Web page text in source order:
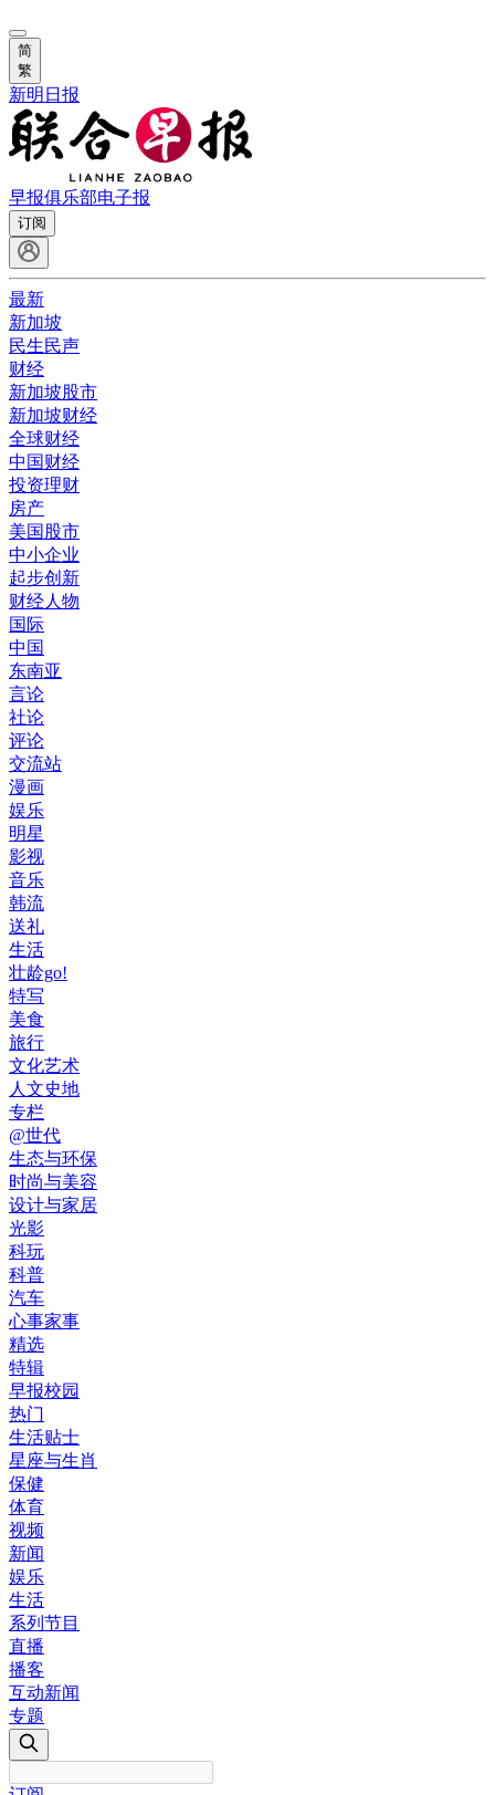
简
繁
新明日报
早报俱乐部电子报
订阅
最新
新加坡
民生民声
财经
新加坡股市
新加坡财经
全球财经
中国财经
投资理财
房产
美国股市
中小企业
起步创新
财经人物
国际
中国
东南亚
言论
社论
评论
交流站
漫画
娱乐
明星
影视
音乐
韩流
送礼
生活
壮龄go!
特写
美食
旅行
文化艺术
人文史地
专栏
@世代
生态与环保
时尚与美容
设计与家居
光影
科玩
科普
汽车
心事家事
精选
特辑
早报校园
热门
生活贴士
星座与生肖
保健
体育
视频
新闻
娱乐
生活
系列节目
直播
播客
互动新闻
专题